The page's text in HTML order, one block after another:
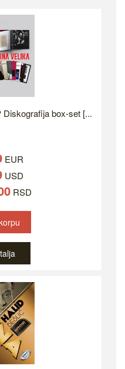
Diskografija box-set [...
EUR
USD
RSD